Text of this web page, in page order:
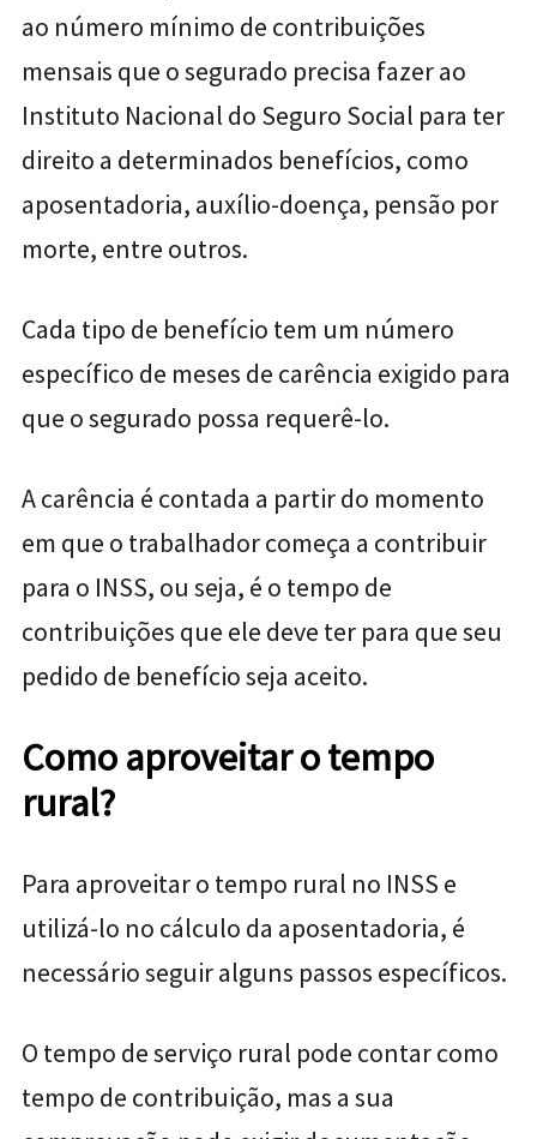
ao número mínimo de contribuições
mensais que o segurado precisa fazer ao
Instituto Nacional do Seguro Social para ter
direito a determinados benefícios, como
aposentadoria, auxílio-doença, pensão por
morte, entre outros.
Cada tipo de benefício tem um número
específico de meses de carência exigido para
que o segurado possa requerê-lo.
A carência é contada a partir do momento
em que o trabalhador começa a contribuir
para o INSS, ou seja, é o tempo de
contribuições que ele deve ter para que seu
pedido de benefício seja aceito.
Como aproveitar o tempo
rural?
Para aproveitar o tempo rural no INSS e
utilizá-lo no cálculo da aposentadoria, é
necessário seguir alguns passos específicos.
O tempo de serviço rural pode contar como
tempo de contribuição, mas a sua